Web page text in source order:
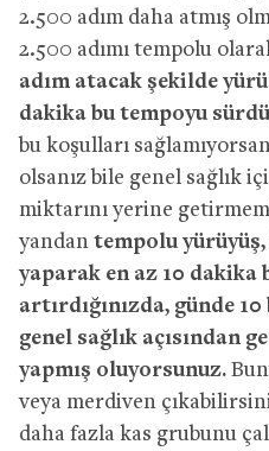
2.500 adım daha atmış
2.500 adımı tempolu
adım atacak şekilde
dakika bu tempoyu
bu koşulları
olsanız bile genel sağlık
miktarını yerine
yandan tempolu
yaparak en az 10 dakika
artırdığınızda, günde
genel sağlık açısından
yapmış oluyorsunuz.
veya merdiven
daha fazla kas grubunu